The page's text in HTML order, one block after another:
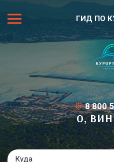
ГИД ПО
8 800
О,
Куда